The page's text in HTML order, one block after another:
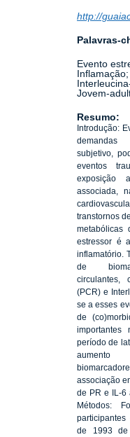
http://
Palavras-
Evento
Jovem-
Resumo:
Introdução:
subjetivo,
eventos
exposição
associada,
transtornos
metabólicas
estressor é
inflamatório.
de
circulantes,
(PCR) e
se a esses
de
importantes
período de
associação
de PR e IL-6
Métodos:
de 1993 de